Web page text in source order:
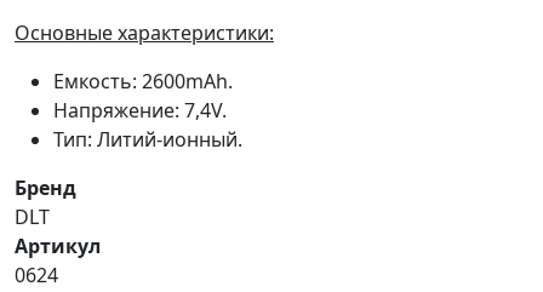
Основные характеристики:
Емкость: 2600mAh.
Напряжение: 7,4V.
Тип: Литий-ионный.
Бренд
DLT
Артикул
0624